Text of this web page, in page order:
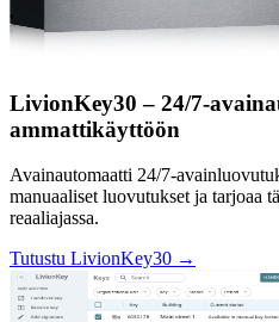
LivionKey30 – 24/7-
ammattikäyttöön
Avainautomaatti 24/7-
manuaaliset luovutukset ja tarjoaa
reaaliajassa.
Tutustu LivionKey30 →